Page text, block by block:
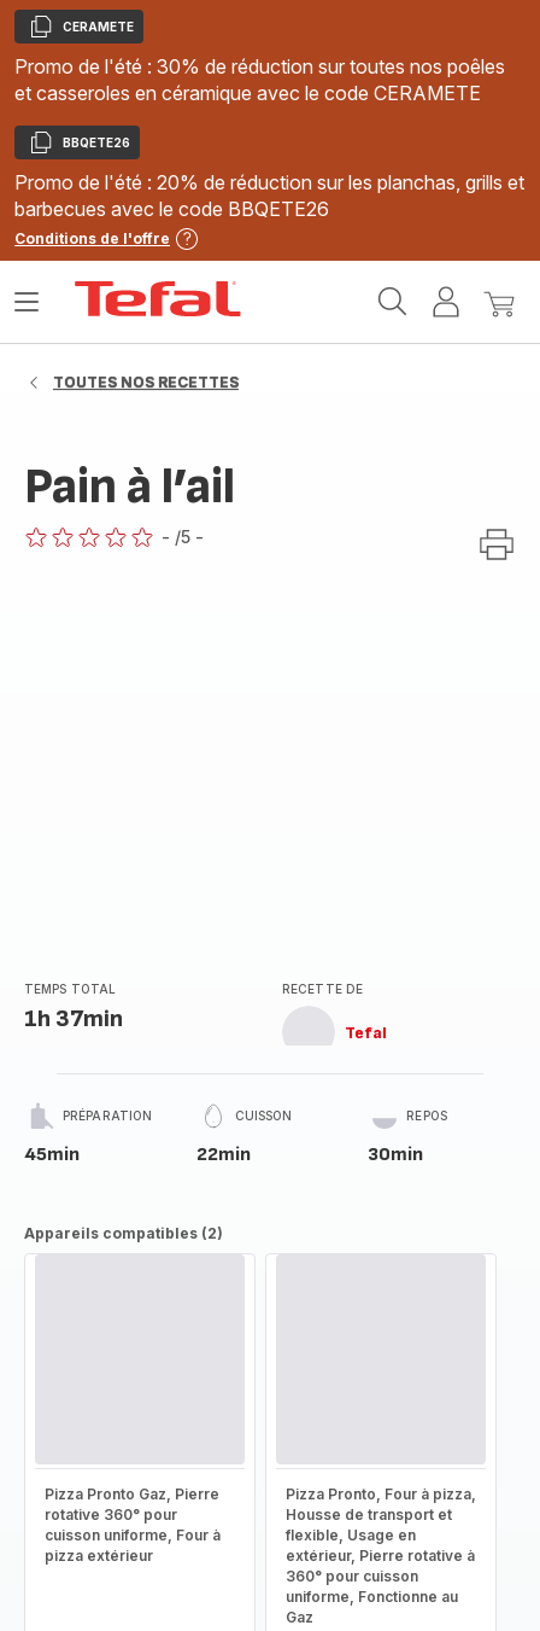
Copier
CERAMETE
Promo de l'été : 30% de réduction sur toutes nos poêles
et casseroles en céramique avec le code CERAMETE
Copier
BBQETE26
Promo de l'été : 20% de réduction sur les planchas, grills et
barbecues avec le code BBQETE26
Conditions de l'offre
MonMon
Ouvrir
TOUTES NOS RECETTES
Pain à l’ail
- /5 -
TEMPS TOTAL
1h 37min
RECETTE DE
Tefal
PRÉPARATION
45min
CUISSON
22min
REPOS
30min
Appareils compatibles (2)
Pizza Pronto Gaz, Pierre
rotative 360° pour
cuisson uniforme, Four à
pizza extérieur
Pizza Pronto, Four à pizza,
Housse de transport et
flexible, Usage en
extérieur, Pierre rotative à
360° pour cuisson
uniforme, Fonctionne au
Gaz